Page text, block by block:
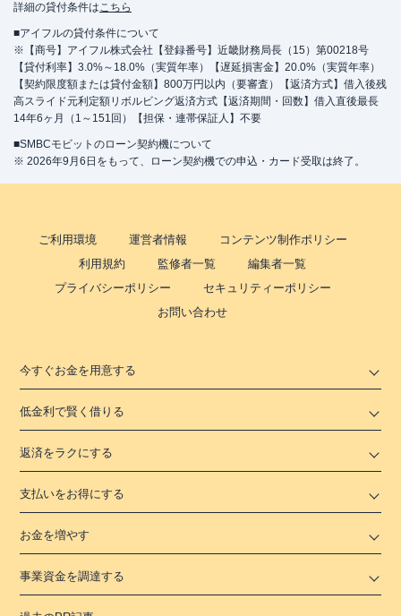
詳細の貸付条件はこちら
■アイフルの貸付条件について
※【商号】アイフル株式会社【登録番号】近畿財務局長（15）第00218号
【貸付利率】3.0%～18.0%（実質年率）【遅延損害金】20.0%（実質年率）
【契約限度額または貸付金額】800万円以内（要審査）【返済方式】借入後残
高スライド元利定額リボルビング返済方式【返済期間・回数】借入直後最長
14年6ヶ月（1～151回）【担保・連帯保証人】不要
■SMBCモビットのローン契約機について
※ 2026年9月6日をもって、ローン契約機での申込・カード受取は終了。
ご利用環境 運営者情報
コンテンツ制作ポリシー
利用規約
監修者一覧
編集者一覧
プライバシーポリシー
セキュリティーポリシー
お問い合わせ
今すぐお金を用意する
低金利で賢く借りる
返済をラクにする
支払いをお得にする
お金を増やす
事業資金を調達する